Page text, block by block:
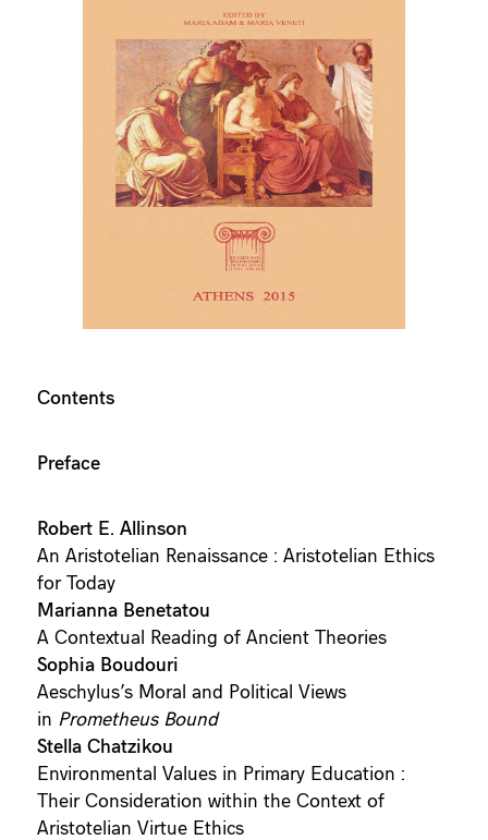
Contents
Preface
Robert E. Allinson
An Aristotelian Renaissance : Aristotelian Ethics
for Today
Marianna Benetatou
A Contextual Reading of Ancient Theories
Sophia Boudouri
Aeschylus’s Moral and Political Views
in Prometheus Bound
Stella Chatzikou
Environmental Values in Primary Education :
Their Consideration within the Context of
Aristotelian Virtue Ethics